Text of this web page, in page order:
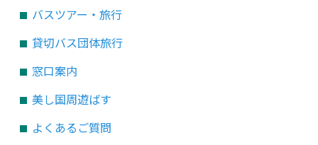
バスツアー・旅行
貸切バス団体旅行
窓口案内
美し国周遊ばす
よくあるご質問